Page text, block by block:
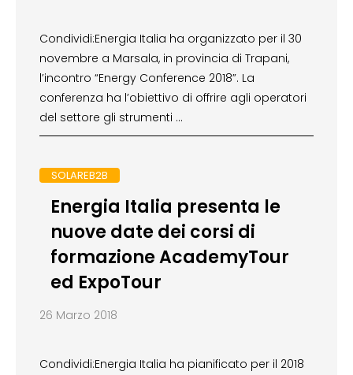
Condividi:Energia Italia ha organizzato per il 30
novembre a Marsala, in provincia di Trapani,
l’incontro “Energy Conference 2018”. La
conferenza ha l’obiettivo di offrire agli operatori
del settore gli strumenti …
SOLAREB2B
Energia Italia presenta le
nuove date dei corsi di
formazione AcademyTour
ed ExpoTour
26 Marzo 2018
Condividi:Energia Italia ha pianificato per il 2018